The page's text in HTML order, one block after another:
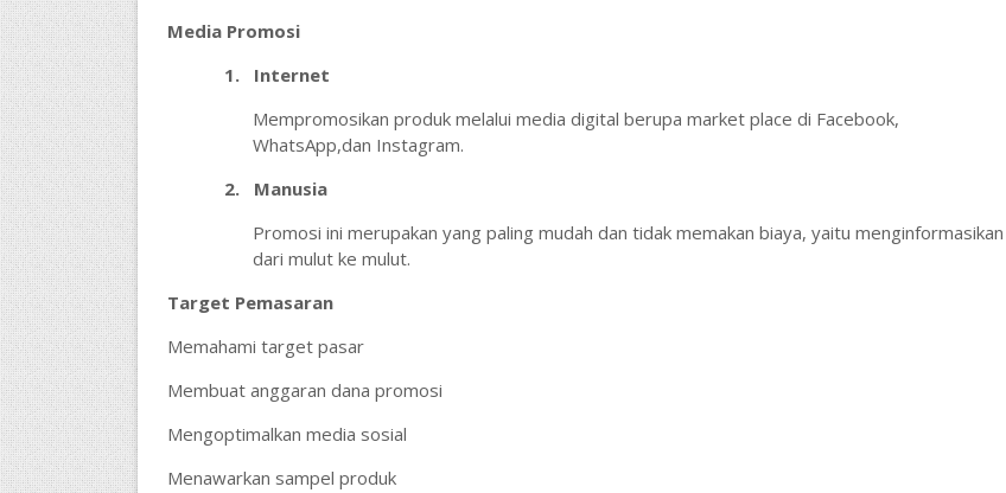
Media Promosi
1.
Internet
Mempromosikan produk melalui media digital berupa market place di Facebook,
WhatsApp,dan Instagram.
2.
Manusia
Promosi ini merupakan yang paling mudah dan tidak memakan biaya, yaitu menginformasikan
dari mulut ke mulut.
Target Pemasaran
Memahami target pasar
Membuat anggaran dana promosi
Mengoptimalkan media sosial
Menawarkan sampel produk